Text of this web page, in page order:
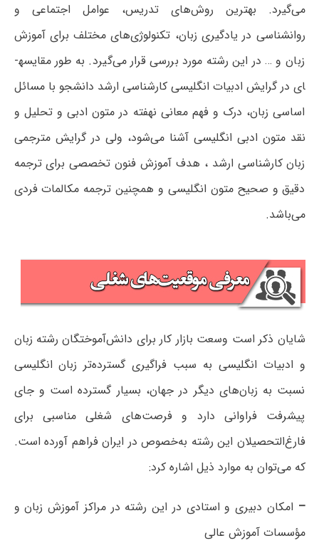
می‌گیرد. بهترین روش‌های تدریس، عوامل اجتماعی و
روانشناسی در یادگیری زبان، تکنولوژی‌های مختلف برای آموزش
زبان و … در این رشته مورد بررسی قرار می‌گیرد. به طور مقایسه­
ای در گرایش ادبیات انگلیسی کارشناسی ارشد دانشجو با مسائل
اساسی زبان، درک و فهم معانی نهفته در متون ادبی و تحلیل و
نقد متون ادبی انگلیسی آشنا می‌شود، ولی در گرایش مترجمی
زبان کارشناسی ارشد ، هدف آموزش فنون تخصصی برای ترجمه‌
دقیق و صحیح متون انگلیسی و همچنین ترجمه‌ مکالمات فردی
می‌باشد.
شایان ذکر است وسعت بازار کار برای دانش‌آموختگان رشته زبان
و ادبیات انگلیسی به سبب فراگیری گسترده‌تر زبان انگلیسی
نسبت به زبان‌های دیگر در جهان، بسیار گسترده است و جای
پیشرفت فراوانی دارد و فرصت‌های شغلی مناسبی برای
فارغ‌التحصیلان این رشته به‌خصوص در ایران فراهم آورده است.
که می‌توان به موارد ذیل اشاره کرد:
– امکان دبیری و استادی در این رشته‌ در مراکز آموزش زبان و
مؤسسات آموزش عالی